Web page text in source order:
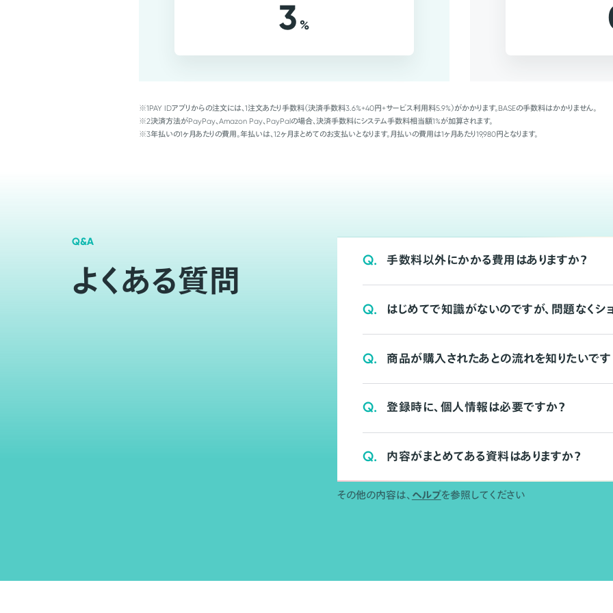
3 %
※1PAY IDアプリからの注文には、1注文あたり手数料（決済手数料3.6%+40円+サービス利用料5.9%）がかかります。BASEの手数料はかかりません。
※2決済方法がPayPay、Amazon Pay、PayPalの場合、決済手数料にシステム手数料相当額1%が加算されます。
※3年払いの1ヶ月あたりの費用。年払いは、12ヶ月まとめてのお支払いとなります。月払いの費用は1ヶ月あたり19,980円となります。
Q&A
よくある質問
Q. 手数料以外にかかる費用はありますか？
Q. はじめてで知識がないのですが、問題なくシ
Q. 商品が購入されたあとの流れを知りたいです
Q. 登録時に、個人情報は必要ですか？
Q. 内容がまとめてある資料はありますか？
その他の内容は、 ヘルプを参照してください